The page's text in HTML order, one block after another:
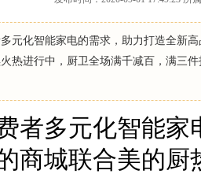
元化智能家电的需求，助力打造全新
热进行中，厨卫全场满千减百，满三
者多元化智能
商城联合美的厨